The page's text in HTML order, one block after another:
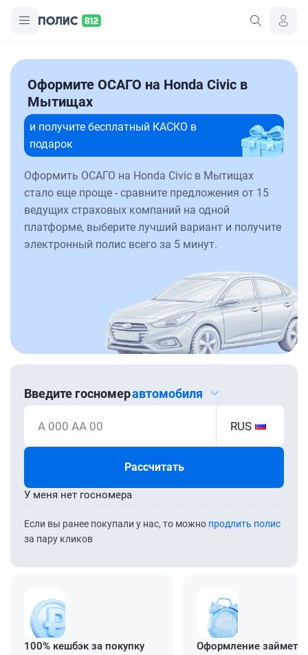
Оформите ОСАГО на Honda Civic в
Мытищах
и получите бесплатный КАСКО в
подарок
Оформить ОСАГО на Honda Civic в Мытищах
стало еще проще - сравните предложения от 15
ведущих страховых компаний на одной
платформе, выберите лучший вариант и получите
электронный полис всего за 5 минут.
Введите госномеравтомобиля
А 000 АА 00 RUS
Рассчитать
Если вы ранее покупали у нас, то можно продлить полис
за пару кликов
У меня нет госномера
100% кешбэк за покупку
Оформление займет